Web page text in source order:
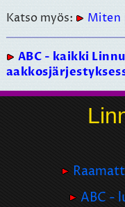
Katso myös:
Miten
ABC - kaikki
ABC -